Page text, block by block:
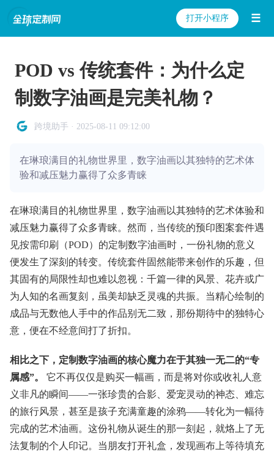
打开小程序 ☰
POD vs 传统套件：为什么定
制数字油画是完美礼物？
跨境助手 · 2025-08-11 09:12:00
在琳琅满目的礼物世界里，数字油画以其独特的艺术体
验和减压魅力赢得了众多青睐
在琳琅满目的礼物世界里，数字油画以其独特的艺术体验和
减压魅力赢得了众多青睐。然而，当传统的预印图案套件遇
见按需印刷（POD）的定制数字油画时，一份礼物的意义
便发生了深刻的转变。传统套件固然能带来创作的乐趣，但
其固有的局限性却也难以忽视：千篇一律的风景、花卉或广
为人知的名画复刻，虽美却缺乏灵魂的共振。当精心绘制的
成品与无数他人手中的作品别无二致，那份期待中的独特心
意，便在不经意间打了折扣。
相比之下，定制数字油画的核心魔力在于其独一无二的“专
属感”。
它不再仅仅是购买一幅画，而是将对你或收礼人意
义非凡的瞬间——一张珍贵的合影、爱宠灵动的神态、难忘
的旅行风景，甚至是孩子充满童趣的涂鸦——转化为一幅待
完成的艺术油画。这份礼物从诞生的那一刻起，就烙上了无
法复制的个人印记。当朋友打开礼盒，发现画布上等待填充